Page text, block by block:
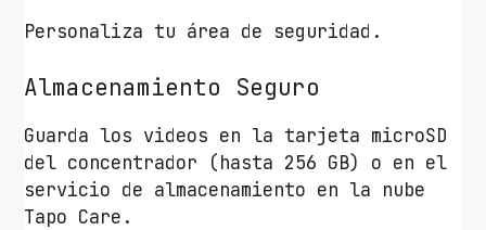
Personaliza tu área de seguridad.
Almacenamiento Seguro
Guarda los videos en la tarjeta microSD
del concentrador (hasta 256 GB) o en el
servicio de almacenamiento en la nube
Tapo Care.